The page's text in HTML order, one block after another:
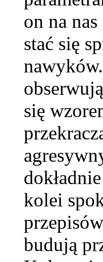
on na
stać się
się
kolei
budują